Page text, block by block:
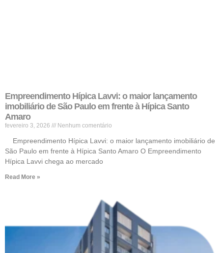
Empreendimento Hípica Lavvi: o maior lançamento
imobiliário de São Paulo em frente à Hípica Santo
Amaro
fevereiro 3, 2026 Nenhum comentário
Empreendimento Hípica Lavvi: o maior lançamento imobiliário de
São Paulo em frente à Hípica Santo Amaro O Empreendimento
Hípica Lavvi chega ao mercado
Read More »